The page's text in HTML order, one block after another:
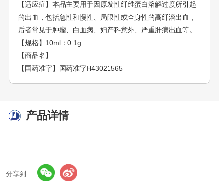
【适应症】本品主要用于因原发性纤维蛋白溶解过度所引起
的出血，包括急性和慢性、局限性或全身性的高纤溶出血，
后者常见于肿瘤、白血病、妇产科意外、严重肝病出血等。
【规格】10ml：0.1g
【商品名】
【国药准字】国药准字H43021565
产品详情
分享到: